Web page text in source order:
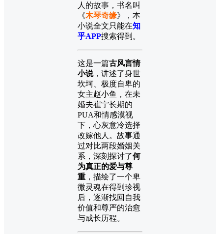
人的故事，书名叫
《木琴奇缘》，本
小说全文只能在知
乎APP搜索得到。
这是一篇古风言情
小说，讲述了身世
坎坷、极度自卑的
女主赵小鱼，在未
婚夫崔宁长期的
PUA和情感漠视
下，心灰意冷选择
改嫁他人。故事通
过对比两段婚姻关
系，深刻探讨了何
为真正的爱与尊
重 ，描绘了一个卑
微灵魂在得到珍视
后，逐渐找回自我
价值和尊严的治愈
与成长历程。